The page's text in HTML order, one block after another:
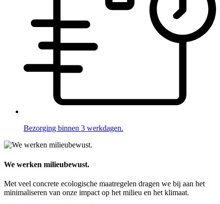
Bezorging binnen 3 werkdagen.
We werken milieubewust.
Met veel concrete ecologische maatregelen dragen we bij aan het
minimaliseren van onze impact op het milieu en het klimaat.